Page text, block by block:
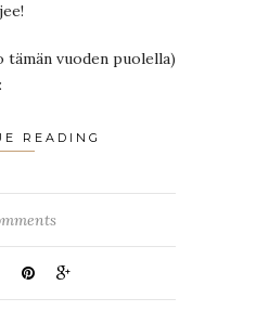
tämän vuoden puolella)
READING